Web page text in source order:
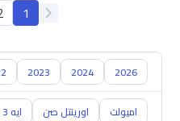
1
2026
2024
2023
اميولت اورينتل صن ايه 3